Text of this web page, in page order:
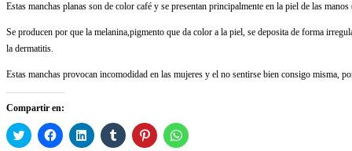
Estas manchas planas son de color café y se presentan principalmente en la piel de las
Se producen por que la melanina,pigmento que da color a la piel, se deposita de forma
la dermatitis.
Estas manchas provocan incomodidad en las mujeres y el no sentirse bien consigo misma,
Compartir en:
Haz
clic
Haz
clic
Haz
clic
Haz
clic
Haz
clic
Haz
clic